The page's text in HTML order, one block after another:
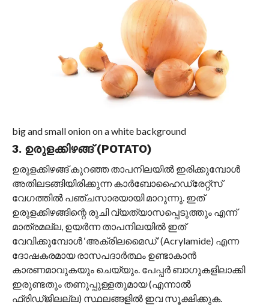
big and small onion on a white background
3. ഉരുളക്കിഴങ്ങ് (POTATO)
ഉരുളക്കിഴങ്ങ് കുറഞ്ഞ താപനിലയിൽ ഇരിക്കുമ്പോൾ
അതിലടങ്ങിയിരിക്കുന്ന കാർബോഹൈഡ്രേറ്റ്സ്
വേഗത്തിൽ പഞ്ചസാരയായി മാറുന്നു. ഇത്
ഉരുളക്കിഴങ്ങിന്റെ രുചി വ്യത്യാസപ്പെടുത്തും എന്ന്
മാത്രമല്ല, ഉയർന്ന താപനിലയിൽ ഇത്
വേവിക്കുമ്പോൾ ‘അക്രിലമൈഡ്’ (Acrylamide) എന്ന
ദോഷകരമായ രാസപദാർത്ഥം ഉണ്ടാകാൻ
കാരണമാവുകയും ചെയ്യും. പേപ്പർ ബാഗുകളിലാക്കി
ഇരുണ്ടതും തണുപ്പുള്ളതുമായ (എന്നാൽ
ഫ്രിഡ്ജിലല്ല) സ്ഥലങ്ങളിൽ ഇവ സൂക്ഷിക്കുക.